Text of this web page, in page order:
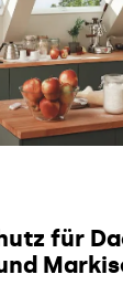
für